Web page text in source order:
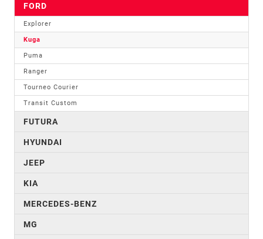
FORD
Explorer
Kuga
Puma
Ranger
Tourneo Courier
Transit Custom
FUTURA
HYUNDAI
JEEP
KIA
MERCEDES-BENZ
MG